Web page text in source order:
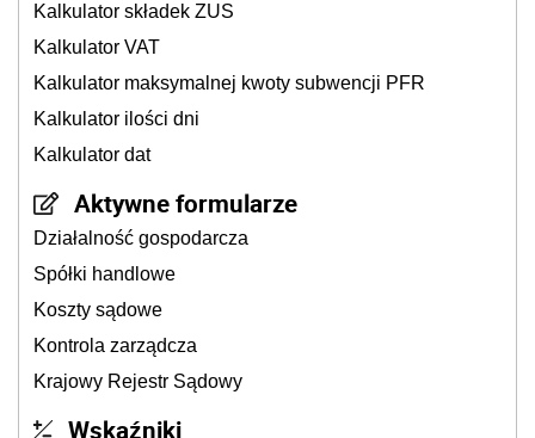
Kalkulator składek ZUS
Kalkulator VAT
Kalkulator maksymalnej kwoty subwencji PFR
Kalkulator ilości dni
Kalkulator dat
Aktywne formularze
Działalność gospodarcza
Spółki handlowe
Koszty sądowe
Kontrola zarządcza
Krajowy Rejestr Sądowy
Wskaźniki